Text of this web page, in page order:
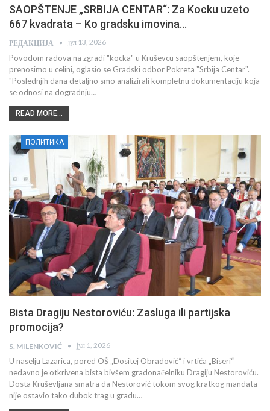
SAOPŠTENJE „SRBIJA CENTAR“: Za Kocku uzeto
667 kvadrata – Ko gradsku imovina…
РЕДАКЦИЈА јул 13, 2026
Povodom radova na zgradi "kocka" u Kruševcu saopštenjem, koje
prenosimo u celini, oglasio se Gradski odbor Pokreta "Srbija Centar".
"Poslednjih dana detaljno smo analizirali kompletnu dokumentaciju koja
se odnosi na dogradnju…
READ MORE...
ПОЛИТИКА
Bista Dragiju Nestoroviću: Zasluga ili partijska
promocija?
S. MILENKOVIĆ јул 1, 2026
U naselju Lazarica, pored OŠ „Dositej Obradović“ i vrtića „Biseri“
nedavno je otkrivena bista bivšem gradonačelniku Dragiju Nestoroviću.
Dosta Kruševljana smatra da Nestorović tokom svog kratkog mandata
nije ostavio tako dubok trag u gradu…